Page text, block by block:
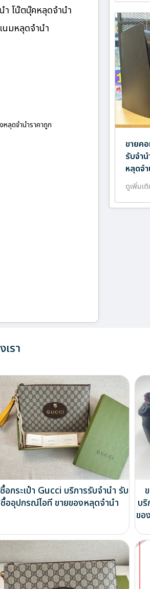
ำ โน๊ตบุ๊คหลุดจำนำ
นมหลุดจำนำ
ลุดจำนำราคาถูก
ขายค
รับจำ
หลุดจ
ดูเพิ่มเ
รา
อกระเป๋า Gucci บริการรับจำนำ รับ
ซื้ออุปกรณ์ไอที ขายของหลุดจำนำ
บ
ขอ